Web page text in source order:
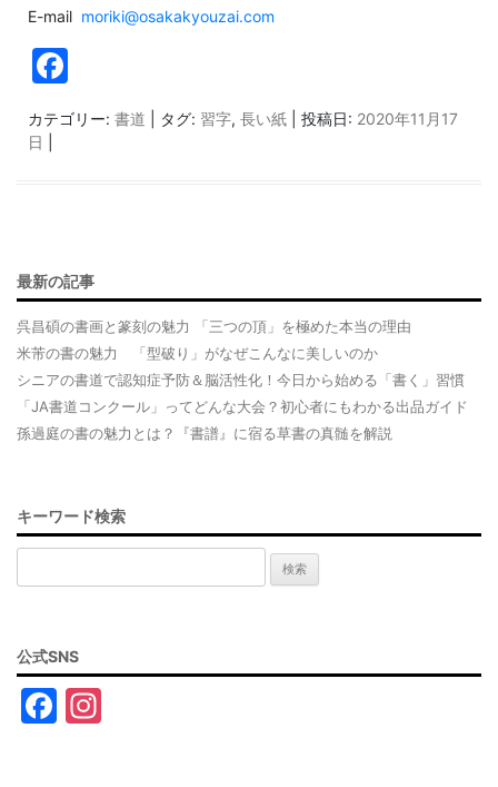
E-mail moriki@osakakyouzai.com
a
c
o
k
カテゴリー: 書道 | タグ: 習字, 長い紙 | 投稿日: 2020年11月17
日
最新の記事
呉昌碩の書画と篆刻の魅力 「三つの頂」を極めた本当の理由
米芾の書の魅力 「型破り」がなぜこんなに美しいのか
シニアの書道で認知症予防＆脳活性化！今日から始める「書く」習慣
「JA書道コンクール」ってどんな大会？初心者にもわかる出品ガイド
孫過庭の書の魅力とは？『書譜』に宿る草書の真髄を解説
キーワード検索
索:
公式SNS
F